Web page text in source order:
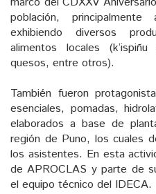
población,
exhibiendo diversos
alimentos locales
quesos, entre otros).
También fueron
esenciales, pomadas,
elaborados a base de
región de Puno, los cuales
los asistentes. En esta
de APROCLAS y parte de
el equipo técnico del IDECA.